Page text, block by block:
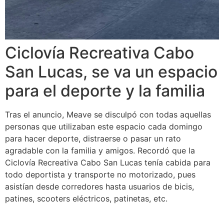
Ciclovía Recreativa Cabo
San Lucas, se va un espacio
para el deporte y la familia
Tras el anuncio, Meave se disculpó con todas aquellas
personas que utilizaban este espacio cada domingo
para hacer deporte, distraerse o pasar un rato
agradable con la familia y amigos. Recordó que la
Ciclovía Recreativa Cabo San Lucas tenía cabida para
todo deportista y transporte no motorizado, pues
asistían desde corredores hasta usuarios de bicis,
patines, scooters eléctricos, patinetas, etc.